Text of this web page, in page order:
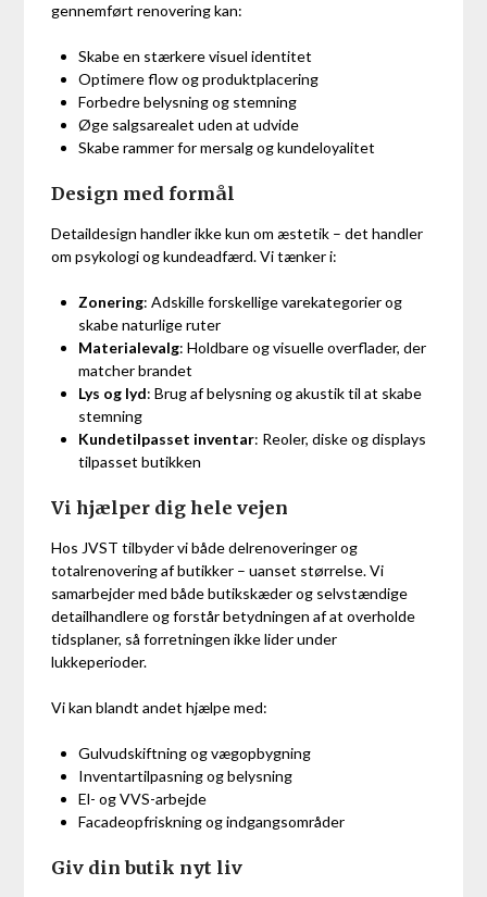
gennemført renovering kan:
Skabe en stærkere visuel identitet
Optimere flow og produktplacering
Forbedre belysning og stemning
Øge salgsarealet uden at udvide
Skabe rammer for mersalg og kundeloyalitet
Design med formål
Detaildesign handler ikke kun om æstetik – det handler
om psykologi og kundeadfærd. Vi tænker i:
Zonering: Adskille forskellige varekategorier og
skabe naturlige ruter
Materialevalg: Holdbare og visuelle overflader, der
matcher brandet
Lys og lyd: Brug af belysning og akustik til at skabe
stemning
Kundetilpasset inventar: Reoler, diske og displays
tilpasset butikken
Vi hjælper dig hele vejen
Hos JVST tilbyder vi både delrenoveringer og
totalrenovering af butikker – uanset størrelse. Vi
samarbejder med både butikskæder og selvstændige
detailhandlere og forstår betydningen af at overholde
tidsplaner, så forretningen ikke lider under
lukkeperioder.
Vi kan blandt andet hjælpe med:
Gulvudskiftning og vægopbygning
Inventartilpasning og belysning
El- og VVS-arbejde
Facadeopfriskning og indgangsområder
Giv din butik nyt liv